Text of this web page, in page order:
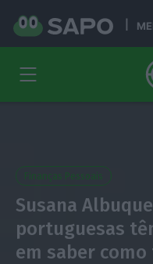
Susana
portuguesas
em saber